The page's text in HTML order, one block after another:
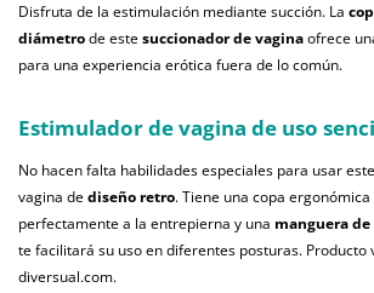
Disfruta de la estimulación mediante succión. La
diámetrode estesuccionador de vaginaofrece
para una experiencia erótica fuera de lo común.
Estimulador de vagina de uso
No hacen falta habilidades especiales para usar
vagina dediseño retro. Tiene una copa
perfectamente a la entrepierna y una manguera de
te facilitará su uso en diferentes posturas. Producto
diversual.com.